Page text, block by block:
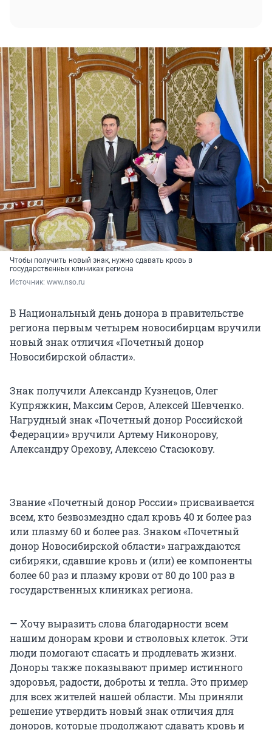
Чтобы получить новый знак, нужно сдавать кровь в
государственных клиниках региона
Источник: www.nso.ru
В Национальный день донора в правительстве
региона первым четырем новосибирцам вручили
новый знак отличия «Почетный донор
Новосибирской области».
Знак получили Александр Кузнецов, Олег
Купряжкин, Максим Серов, Алексей Шевченко.
Нагрудный знак «Почетный донор Российской
Федерации» вручили Артему Никонорову,
Александру Орехову, Алексею Стасюкову.
Звание «Почетный донор России» присваивается
всем, кто безвозмездно сдал кровь 40 и более раз
или плазму 60 и более раз. Знаком «Почетный
донор Новосибирской области» награждаются
сибиряки, сдавшие кровь и (или) ее компоненты
более 60 раз и плазму крови от 80 до 100 раз в
государственных клиниках региона.
— Хочу выразить слова благодарности всем
нашим донорам крови и стволовых клеток. Эти
люди помогают спасать и продлевать жизни.
Доноры также показывают пример истинного
здоровья, радости, доброты и тепла. Это пример
для всех жителей нашей области. Мы приняли
решение утвердить новый знак отличия для
доноров, которые продолжают сдавать кровь и